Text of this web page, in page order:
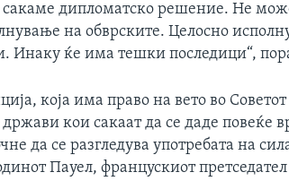
сакаме дипломатско решение. Не
на обврските. Целосно
Инаку ќе има тешки последици“,
која има право на вето во Советот
кои сакаат да се даде повеќе
да се разгледува употребата на
Пауел, францускиот